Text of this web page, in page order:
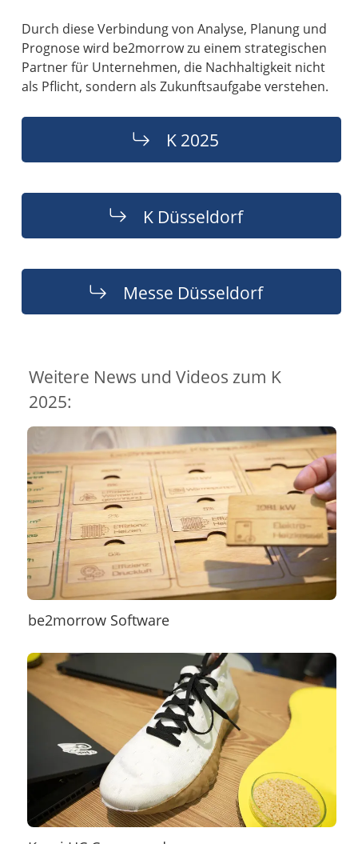
Durch diese Verbindung von Analyse, Planung und
Prognose wird be2morrow zu einem strategischen
Partner für Unternehmen, die Nachhaltigkeit nicht
als Pflicht, sondern als Zukunftsaufgabe verstehen.
K 2025
K Düsseldorf
Messe Düsseldorf
Weitere News und Videos zum K
2025:
be2morrow Software